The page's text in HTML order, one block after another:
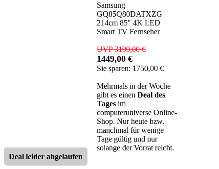
Samsung
GQ85Q80DATXZG
214cm 85" 4K LED
Smart TV Fernseher
UVP 3199,00 €
1449,00 €
Sie sparen: 1750,00 €
Mehrmals in der Woche
gibt es einen Deal des
Tages im
computeruniverse Online-
Shop. Nur heute bzw.
manchmal für wenige
Tage gültig und nur
solange der Vorrat reicht.
Deal leider abgelaufen